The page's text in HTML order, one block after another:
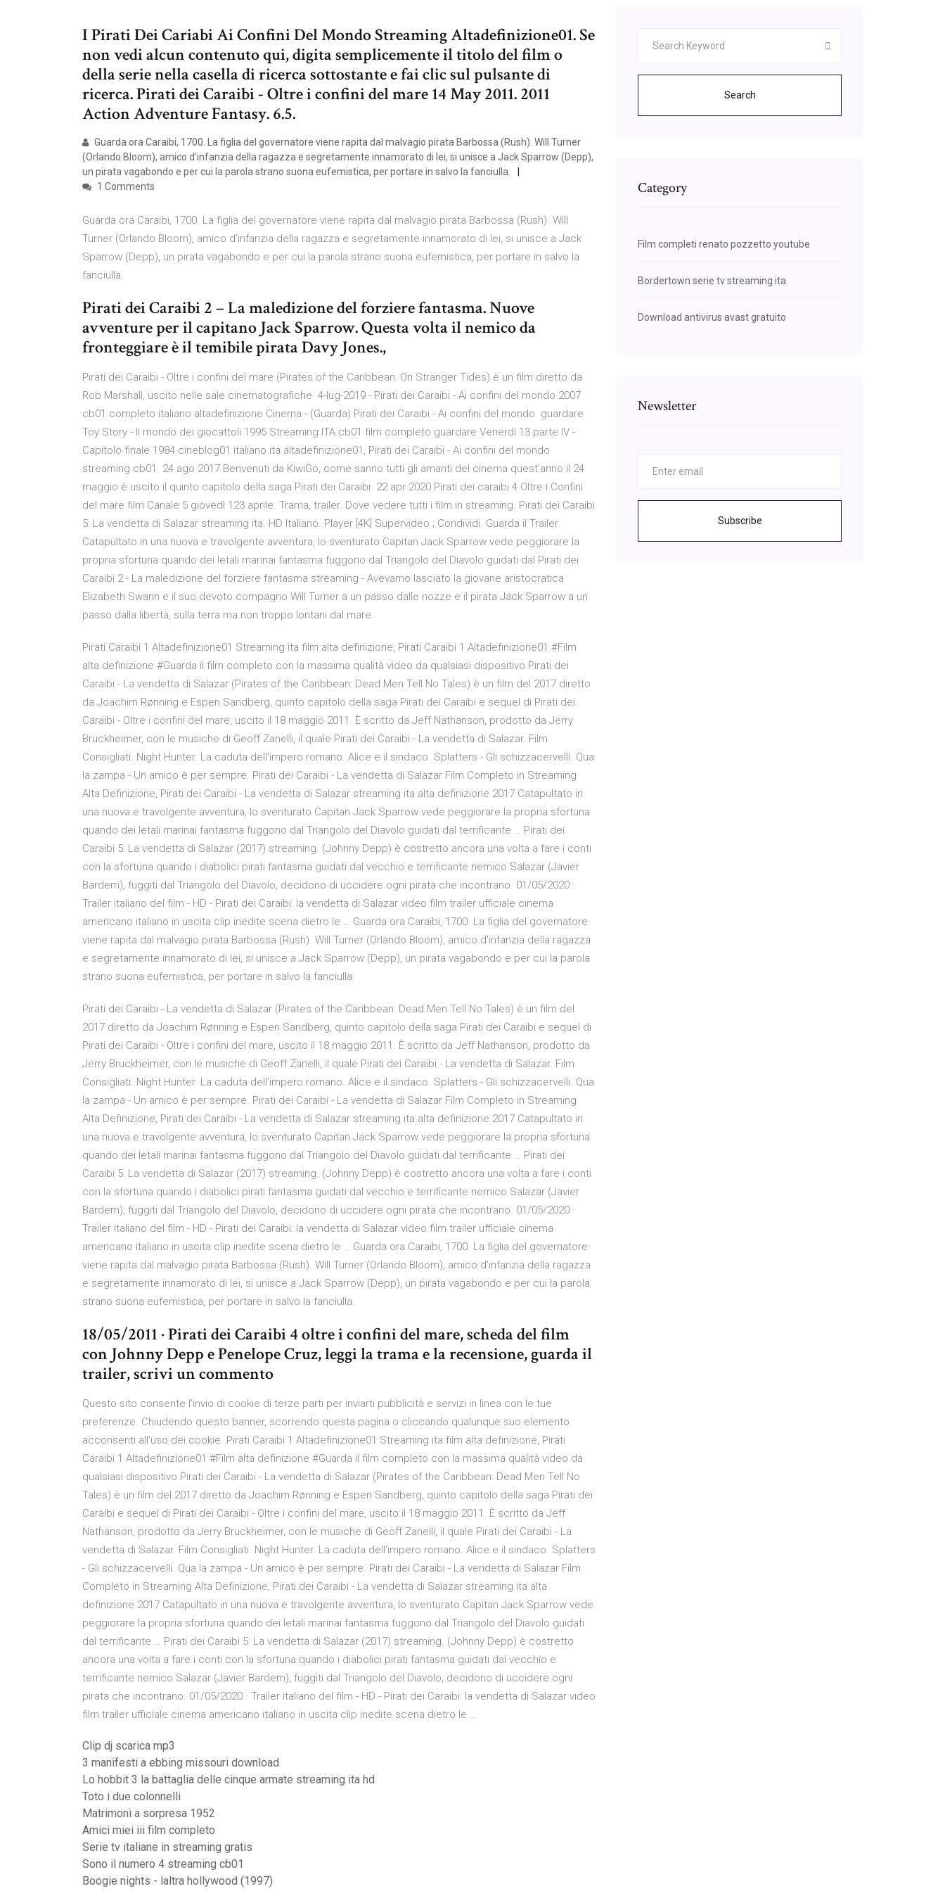
I Pirati Dei Cariabi Ai Confini Del Mondo Streaming Altadefinizione01. Se
non vedi alcun contenuto qui, digita semplicemente il titolo del film o
della serie nella casella di ricerca sottostante e fai clic sul pulsante di
ricerca. Pirati dei Caraibi - Oltre i confini del mare 14 May 2011. 2011
Action Adventure Fantasy. 6.5.
Guarda ora Caraibi, 1700. La figlia del governatore viene rapita dal malvagio pirata Barbossa (Rush). Will Turner
(Orlando Bloom), amico d'infanzia della ragazza e segretamente innamorato di lei, si unisce a Jack Sparrow (Depp),
un pirata vagabondo e per cui la parola strano suona eufemistica, per portare in salvo la fanciulla.
1 Comments
Guarda ora Caraibi, 1700. La figlia del governatore viene rapita dal malvagio pirata Barbossa (Rush). Will
Turner (Orlando Bloom), amico d'infanzia della ragazza e segretamente innamorato di lei, si unisce a Jack
Sparrow (Depp), un pirata vagabondo e per cui la parola strano suona eufemistica, per portare in salvo la
fanciulla.
Pirati dei Caraibi 2 – La maledizione del forziere fantasma. Nuove
avventure per il capitano Jack Sparrow. Questa volta il nemico da
fronteggiare è il temibile pirata Davy Jones.,
Pirati dei Caraibi - Oltre i confini del mare (Pirates of the Caribbean: On Stranger Tides) è un film diretto da
Rob Marshall, uscito nelle sale cinematografiche 4-lug-2019 - Pirati dei Caraibi - Ai confini del mondo 2007
cb01 completo italiano altadefinizione Cinema - (Guarda) Pirati dei Caraibi - Ai confini del mondo guardare
Toy Story - Il mondo dei giocattoli 1995 Streaming ITA cb01 film completo guardare Venerdì 13 parte IV -
Capitolo finale 1984 cineblog01 italiano ita altadefinizione01, Pirati dei Caraibi - Ai confini del mondo
streaming cb01 24 ago 2017 Benvenuti da KiwiGo, come sanno tutti gli amanti del cinema quest'anno il 24
maggio è uscito il quinto capitolo della saga Pirati dei Caraibi 22 apr 2020 Pirati dei caraibi 4 Oltre i Confini
del mare film Canale 5 giovedì 123 aprile. Trama, trailer. Dove vedere tutti i film in streaming. Pirati dei Caraibi
5: La vendetta di Salazar streaming ita. HD Italiano. Player [4K] Supervideo ; Condividi. Guarda il Trailer.
Catapultato in una nuova e travolgente avventura, lo sventurato Capitan Jack Sparrow vede peggiorare la
propria sfortuna quando dei letali marinai fantasma fuggono dal Triangolo del Diavolo guidati dal Pirati dei
Caraibi 2 - La maledizione del forziere fantasma streaming - Avevamo lasciato la giovane aristocratica
Elizabeth Swann e il suo devoto compagno Will Turner a un passo dalle nozze e il pirata Jack Sparrow a un
passo dalla libertà, sulla terra ma non troppo lontani dal mare.
Pirati Caraibi 1 Altadefinizione01 Streaming ita film alta definizione, Pirati Caraibi 1 Altadefinizione01 #Film
alta definizione #Guarda il film completo con la massima qualità video da qualsiasi dispositivo Pirati dei
Caraibi - La vendetta di Salazar (Pirates of the Caribbean: Dead Men Tell No Tales) è un film del 2017 diretto
da Joachim Rønning e Espen Sandberg, quinto capitolo della saga Pirati dei Caraibi e sequel di Pirati dei
Caraibi - Oltre i confini del mare, uscito il 18 maggio 2011. È scritto da Jeff Nathanson, prodotto da Jerry
Bruckheimer, con le musiche di Geoff Zanelli, il quale Pirati dei Caraibi - La vendetta di Salazar. Film
Consigliati. Night Hunter. La caduta dell'impero romano. Alice e il sindaco. Splatters - Gli schizzacervelli. Qua
la zampa - Un amico è per sempre. Pirati dei Caraibi - La vendetta di Salazar Film Completo in Streaming
Alta Definizione, Pirati dei Caraibi - La vendetta di Salazar streaming ita alta definizione 2017 Catapultato in
una nuova e travolgente avventura, lo sventurato Capitan Jack Sparrow vede peggiorare la propria sfortuna
quando dei letali marinai fantasma fuggono dal Triangolo del Diavolo guidati dal terrificante … Pirati dei
Caraibi 5: La vendetta di Salazar (2017) streaming. (Johnny Depp) è costretto ancora una volta a fare i conti
con la sfortuna quando i diabolici pirati fantasma guidati dal vecchio e terrificante nemico Salazar (Javier
Bardem), fuggiti dal Triangolo del Diavolo, decidono di uccidere ogni pirata che incontrano. 01/05/2020 ·
Trailer italiano del film - HD - Pirati dei Caraibi: la vendetta di Salazar video film trailer ufficiale cinema
americano italiano in uscita clip inedite scena dietro le … Guarda ora Caraibi, 1700. La figlia del governatore
viene rapita dal malvagio pirata Barbossa (Rush). Will Turner (Orlando Bloom), amico d'infanzia della ragazza
e segretamente innamorato di lei, si unisce a Jack Sparrow (Depp), un pirata vagabondo e per cui la parola
strano suona eufemistica, per portare in salvo la fanciulla.
Pirati dei Caraibi - La vendetta di Salazar (Pirates of the Caribbean: Dead Men Tell No Tales) è un film del
2017 diretto da Joachim Rønning e Espen Sandberg, quinto capitolo della saga Pirati dei Caraibi e sequel di
Pirati dei Caraibi - Oltre i confini del mare, uscito il 18 maggio 2011. È scritto da Jeff Nathanson, prodotto da
Jerry Bruckheimer, con le musiche di Geoff Zanelli, il quale Pirati dei Caraibi - La vendetta di Salazar. Film
Consigliati. Night Hunter. La caduta dell'impero romano. Alice e il sindaco. Splatters - Gli schizzacervelli. Qua
la zampa - Un amico è per sempre. Pirati dei Caraibi - La vendetta di Salazar Film Completo in Streaming
Alta Definizione, Pirati dei Caraibi - La vendetta di Salazar streaming ita alta definizione 2017 Catapultato in
una nuova e travolgente avventura, lo sventurato Capitan Jack Sparrow vede peggiorare la propria sfortuna
quando dei letali marinai fantasma fuggono dal Triangolo del Diavolo guidati dal terrificante … Pirati dei
Caraibi 5: La vendetta di Salazar (2017) streaming. (Johnny Depp) è costretto ancora una volta a fare i conti
con la sfortuna quando i diabolici pirati fantasma guidati dal vecchio e terrificante nemico Salazar (Javier
Bardem), fuggiti dal Triangolo del Diavolo, decidono di uccidere ogni pirata che incontrano. 01/05/2020 ·
Trailer italiano del film - HD - Pirati dei Caraibi: la vendetta di Salazar video film trailer ufficiale cinema
americano italiano in uscita clip inedite scena dietro le … Guarda ora Caraibi, 1700. La figlia del governatore
viene rapita dal malvagio pirata Barbossa (Rush). Will Turner (Orlando Bloom), amico d'infanzia della ragazza
e segretamente innamorato di lei, si unisce a Jack Sparrow (Depp), un pirata vagabondo e per cui la parola
strano suona eufemistica, per portare in salvo la fanciulla.
18/05/2011 · Pirati dei Caraibi 4 oltre i confini del mare, scheda del film
con Johnny Depp e Penelope Cruz, leggi la trama e la recensione, guarda il
trailer, scrivi un commento
Questo sito consente l'invio di cookie di terze parti per inviarti pubblicità e servizi in linea con le tue
preferenze. Chiudendo questo banner, scorrendo questa pagina o cliccando qualunque suo elemento
acconsenti all'uso dei cookie. Pirati Caraibi 1 Altadefinizione01 Streaming ita film alta definizione, Pirati
Caraibi 1 Altadefinizione01 #Film alta definizione #Guarda il film completo con la massima qualità video da
qualsiasi dispositivo Pirati dei Caraibi - La vendetta di Salazar (Pirates of the Caribbean: Dead Men Tell No
Tales) è un film del 2017 diretto da Joachim Rønning e Espen Sandberg, quinto capitolo della saga Pirati dei
Caraibi e sequel di Pirati dei Caraibi - Oltre i confini del mare, uscito il 18 maggio 2011. È scritto da Jeff
Nathanson, prodotto da Jerry Bruckheimer, con le musiche di Geoff Zanelli, il quale Pirati dei Caraibi - La
vendetta di Salazar. Film Consigliati. Night Hunter. La caduta dell'impero romano. Alice e il sindaco. Splatters
- Gli schizzacervelli. Qua la zampa - Un amico è per sempre. Pirati dei Caraibi - La vendetta di Salazar Film
Completo in Streaming Alta Definizione, Pirati dei Caraibi - La vendetta di Salazar streaming ita alta
definizione 2017 Catapultato in una nuova e travolgente avventura, lo sventurato Capitan Jack Sparrow vede
peggiorare la propria sfortuna quando dei letali marinai fantasma fuggono dal Triangolo del Diavolo guidati
dal terrificante … Pirati dei Caraibi 5: La vendetta di Salazar (2017) streaming. (Johnny Depp) è costretto
ancora una volta a fare i conti con la sfortuna quando i diabolici pirati fantasma guidati dal vecchio e
terrificante nemico Salazar (Javier Bardem), fuggiti dal Triangolo del Diavolo, decidono di uccidere ogni
pirata che incontrano. 01/05/2020 · Trailer italiano del film - HD - Pirati dei Caraibi: la vendetta di Salazar video
film trailer ufficiale cinema americano italiano in uscita clip inedite scena dietro le …
Clip dj scarica mp3
3 manifesti a ebbing missouri download
Lo hobbit 3 la battaglia delle cinque armate streaming ita hd
Toto i due colonnelli
Matrimoni a sorpresa 1952
Amici miei iii film completo
Serie tv italiane in streaming gratis
Sono il numero 4 streaming cb01
Boogie nights - laltra hollywood (1997)
Search
Category
Film completi renato pozzetto youtube
Bordertown serie tv streaming ita
Download antivirus avast gratuito
Newsletter
Subscribe